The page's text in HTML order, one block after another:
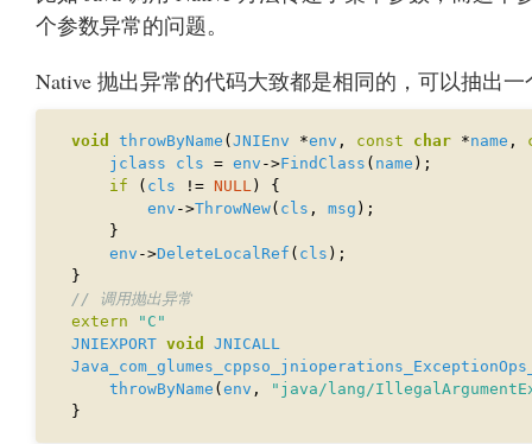
个参数异常的问题。
Native 抛出异常的代码大致都是相同的，可以抽出
void throwByName ( JNIEnv *env , const char *name ,
jclass
cls = env ->FindClass ( name
if ( cls != NULL
env ->ThrowNew( cls , msg
env ->DeleteLocalRef ( cls
extern
"C"
JNIEXPORT void
JNICALL
throwByName ( env ,
"java/lang/